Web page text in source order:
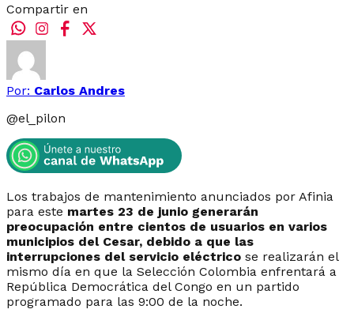
Compartir en
Por: Carlos Andres
@el_pilon
Los trabajos de mantenimiento anunciados por Afinia
para este martes 23 de junio generarán
preocupación entre cientos de usuarios en varios
municipios del Cesar, debido a que las
interrupciones del servicio eléctrico se realizarán el
mismo día en que la Selección Colombia enfrentará a
República Democrática del Congo en un partido
programado para las 9:00 de la noche.